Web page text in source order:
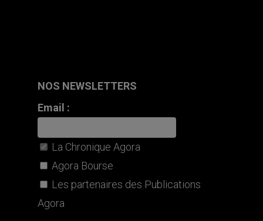
NOS NEWSLETTERS
Email :
La Chronique Agora
Agora Bourse
Les partenaires des Publications
Agora